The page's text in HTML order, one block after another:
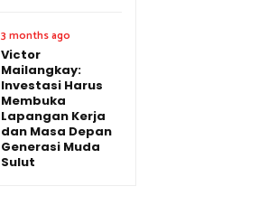
3 months ago
Victor
Mailangkay:
Investasi Harus
Membuka
Lapangan Kerja
dan Masa Depan
Generasi Muda
Sulut